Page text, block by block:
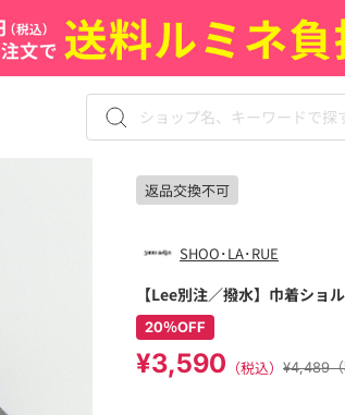
返品交換不可
SHOO･LA･RUE
【Lee別注／撥水】巾着ショ
20％OFF
¥3,590 （税込） ¥4,489